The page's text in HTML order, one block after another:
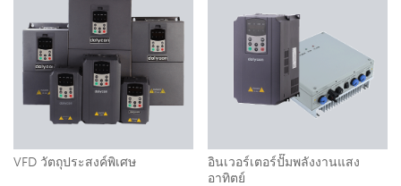
VFD วัตถุประสงค์พิเศษ
อินเวอร์เตอร์ปั๊มพลังงานแสง
อาทิตย์